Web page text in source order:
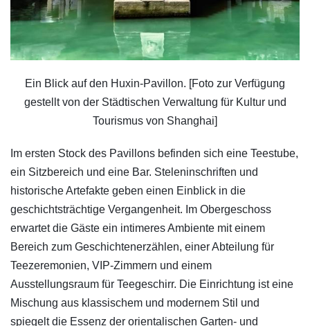
Ein Blick auf den Huxin-Pavillon. [Foto zur Verfügung
gestellt von der Städtischen Verwaltung für Kultur und
Tourismus von Shanghai]
Im ersten Stock des Pavillons befinden sich eine Teestube,
ein Sitzbereich und eine Bar. Steleninschriften und
historische Artefakte geben einen Einblick in die
geschichtsträchtige Vergangenheit. Im Obergeschoss
erwartet die Gäste ein intimeres Ambiente mit einem
Bereich zum Geschichtenerzählen, einer Abteilung für
Teezeremonien, VIP-Zimmern und einem
Ausstellungsraum für Teegeschirr. Die Einrichtung ist eine
Mischung aus klassischem und modernem Stil und
spiegelt die Essenz der orientalischen Garten- und